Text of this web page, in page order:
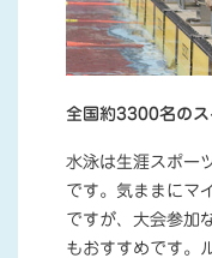
全国約3300名のス
水泳は生涯スポー
です。気ままにマ
ですが、大会参加
もおすすめです。